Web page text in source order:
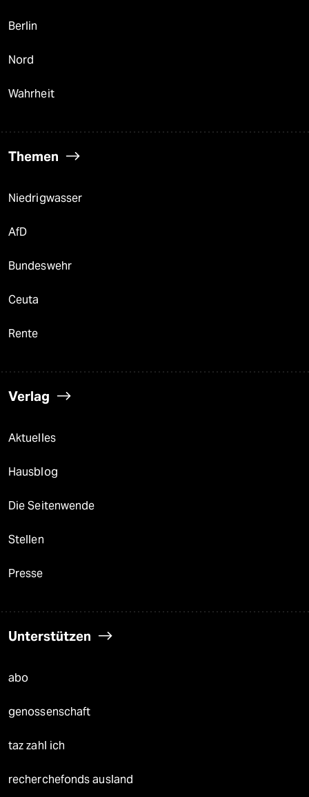
Berlin
Nord
Wahrheit
Themen
Niedrigwasser
AfD
Bundeswehr
Ceuta
Rente
Verlag
Aktuelles
Hausblog
Die Seitenwende
Stellen
Presse
Unterstützen
abo
genossenschaft
taz zahl ich
recherchefonds ausland